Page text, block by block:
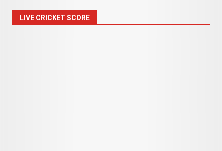
LIVE CRICKET SCORE